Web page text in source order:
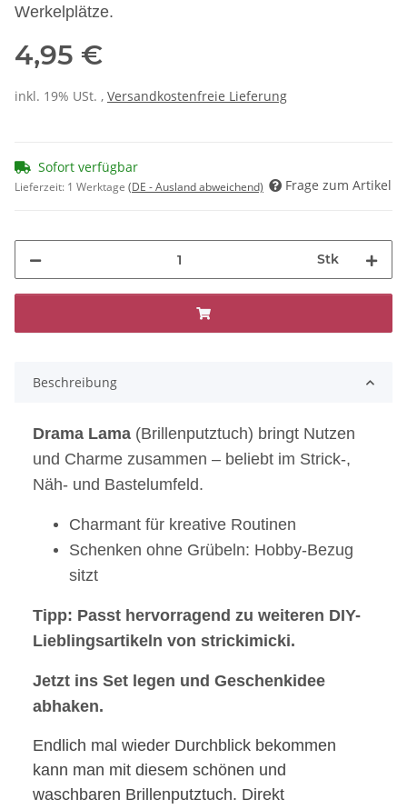
Werkelplätze.
4,95 €
inkl. 19% USt. , Versandkostenfreie Lieferung
Sofort verfügbar
Lieferzeit: 1 Werktage (DE - Ausland abweichend) Frage zum Artikel
Stk
Beschreibung
Drama Lama (Brillenputztuch) bringt Nutzen
und Charme zusammen – beliebt im Strick-,
Näh- und Bastelumfeld.
Charmant für kreative Routinen
Schenken ohne Grübeln: Hobby-Bezug
sitzt
Tipp: Passt hervorragend zu weiteren DIY-
Lieblingsartikeln von strickimicki.
Jetzt ins Set legen und Geschenkidee
abhaken.
Endlich mal wieder Durchblick bekommen
kann man mit diesem schönen und
waschbaren Brillenputztuch. Direkt